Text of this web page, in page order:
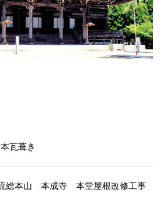
瓦葺き
総本山 本成寺 本堂屋根改修工事